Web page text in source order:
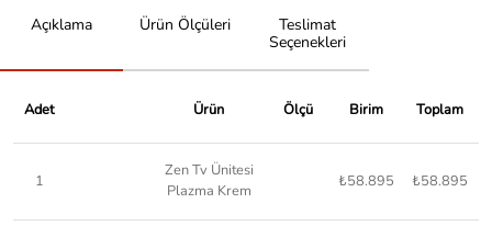
Açıklama Ürün Ölçüleri
Teslimat
Seçenekleri
Adet Ürün Ölçü Birim Toplam
1
Zen Tv Ünitesi
Plazma Krem
₺58.895 ₺58.895